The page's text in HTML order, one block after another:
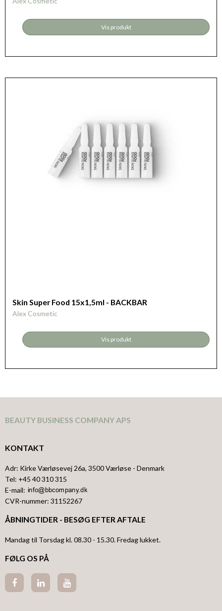
Vis produkt
Skin Super Food 15x1,5ml - BACKBAR
Alex Cosmetic
Vis produkt
BEAUTY BUSINESS COMPANY APS
KONTAKT
Adr: Kirke Værløsevej 26a, 3500Værløse - Denmark
Tel: +45 40 310 315
E-mail:
CVR-nummer: 31152267
ÅBNINGTIDER - BESØG EFTER AFTALE
Mandag til Torsdag kl. 08.30 - 15.30. Fredag lukket.
FØLG OS PÅ